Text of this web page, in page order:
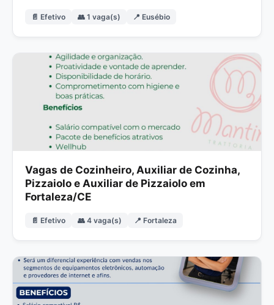
📄 Efetivo 👥 1 vaga(s) 📍 Eusébio
Vagas de Cozinheiro, Auxiliar de Cozinha,
Pizzaiolo e Auxiliar de Pizzaiolo em
Fortaleza/CE
📄 Efetivo 👥 4 vaga(s) 📍 Fortaleza